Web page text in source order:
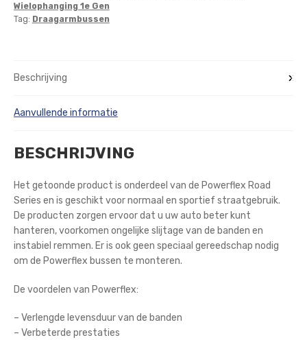
Wielophanging 1e Gen
Tag: Draagarmbussen
Beschrijving
Aanvullende informatie
BESCHRIJVING
Het getoonde product is onderdeel van de Powerflex Road
Series en is geschikt voor normaal en sportief straatgebruik.
De producten zorgen ervoor dat u uw auto beter kunt
hanteren, voorkomen ongelijke slijtage van de banden en
instabiel remmen. Er is ook geen speciaal gereedschap nodig
om de Powerflex bussen te monteren.
De voordelen van Powerflex:
– Verlengde levensduur van de banden
– Verbeterde prestaties